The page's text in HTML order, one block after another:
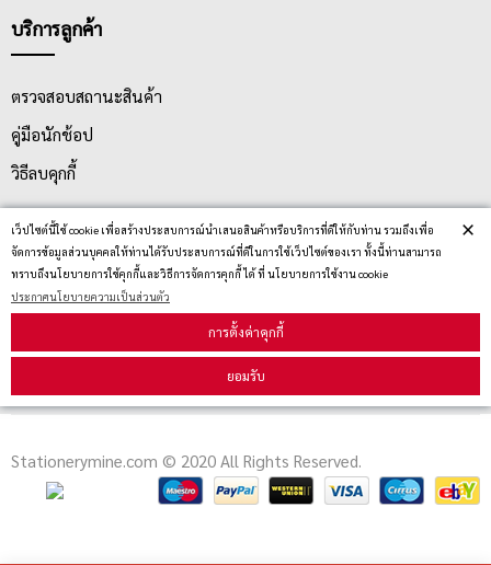
เว็ปไซต์นี้ใช้ cookie เพื่อสร้างประสบการณ์นำเสนอสินค้าหรือบริการที่ดีให้กับท่าน รวมถึงเพื่อ
จัดการข้อมูลส่วนบุคคลให้ท่านได้รับประสบการณ์ที่ดีในการใช้เว็ปไซต์ของเรา ทั้งนี้ท่านสามารถ
ทราบถึงนโยบายการใช้คุกกี้และวิธีการจัดการคุกกี้ ได้ ที่ นโยบายการใช้งาน cookie
ประกาศนโยบายความเป็นส่วนตัว
การตั้งค่าคุกกี้
ยอมรับ
×
บริการลูกค้า
ตรวจสอบสถานะสินค้า
คู่มือนักช้อป
วิธีลบคุกกี้
สมัครรับข่าวสาร
รับข่าวสาร
Stationerymine.com © 2020 All Rights Reserved.